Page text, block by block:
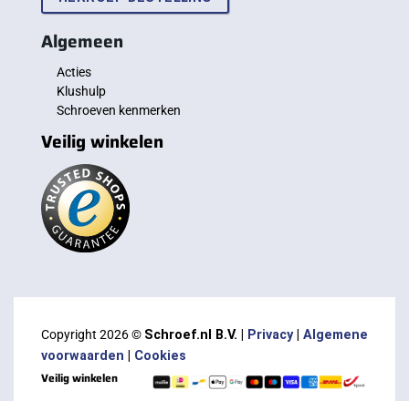
Algemeen
Acties
Klushulp
Schroeven kenmerken
Veilig winkelen
Copyright 2026 © Schroef.nl B.V. | Privacy| Algemene
voorwaarden
Cookies
Veilig winkelen